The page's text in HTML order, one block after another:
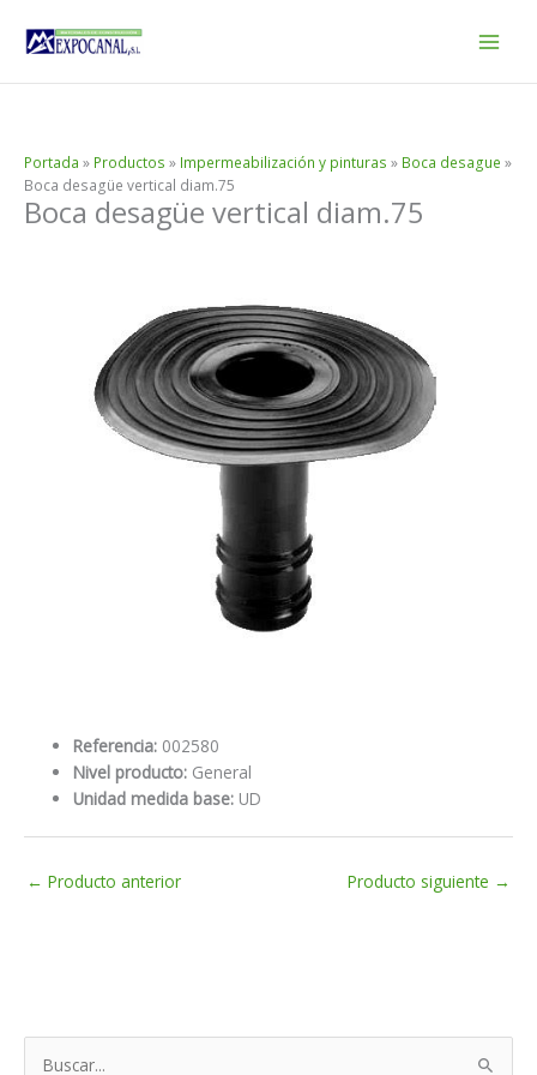
Portada » Productos » Impermeabilización y pinturas » Boca desague »
Boca desagüe vertical diam.75
Boca desagüe vertical diam.75
Referencia: 002580
Nivel producto: General
Unidad medida base: UD
← Producto anterior Producto siguiente →